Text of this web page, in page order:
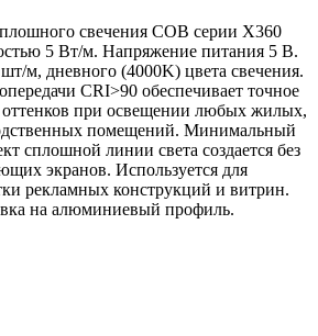
свечения COB серии X360
5 Вт/м. Напряжение питания 5 В.
м, дневного (4000K) цвета свечения.
CRI>90 обеспечивает точное
оттенков при освещении любых жилых,
помещений. Минимальный
сплошной линии света создается без
экранов. Используется для
рекламных конструкций и витрин.
на алюминиевый профиль.